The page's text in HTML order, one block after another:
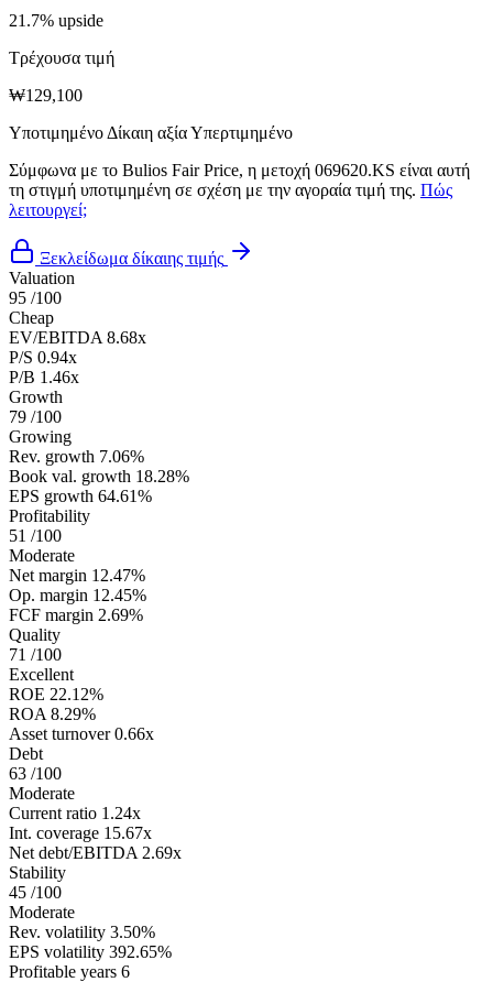
21.7% upside
Τρέχουσα τιμή
₩129,100
Υποτιμημένο Δίκαιη αξίαΥπερτιμημένο
Σύμφωνα με το Bulios Fair Price, η μετοχή 069620.KS είναι αυτή
τη στιγμή υποτιμημένη σε σχέση με την αγοραία τιμή της. Πώς
λειτουργεί;
Ξεκλείδωμα δίκαιης τιμής
Valuation
95 /100
Cheap
EV/EBITDA 8.68x
P/S 0.94x
P/B 1.46x
Growth
79 /100
Growing
Rev. growth 7.06%
Book val. growth 18.28%
EPS growth 64.61%
Profitability
51 /100
Moderate
Net margin 12.47%
Op. margin 12.45%
FCF margin 2.69%
Quality
71 /100
Excellent
ROE 22.12%
ROA 8.29%
Asset turnover 0.66x
Debt
63 /100
Moderate
Current ratio 1.24x
Int. coverage 15.67x
Net debt/EBITDA 2.69x
Stability
45 /100
Moderate
Rev. volatility 3.50%
EPS volatility 392.65%
Profitable years 6